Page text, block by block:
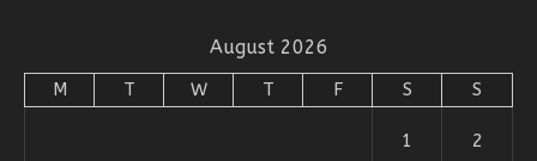
August 2026
M T W T F S S
1 2